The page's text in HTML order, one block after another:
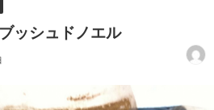
ッシュドノエル